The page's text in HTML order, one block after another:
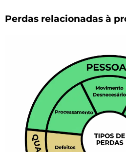
Perdas relacionadas à